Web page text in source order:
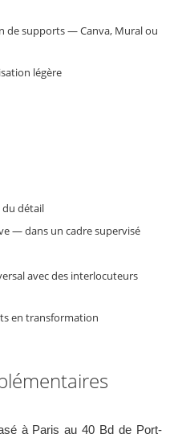
de supports — Canva, Mural ou
légère
du détail
— dans un cadre supervisé
avec des interlocuteurs
en transformation
à Paris au 40 Bd de Port-